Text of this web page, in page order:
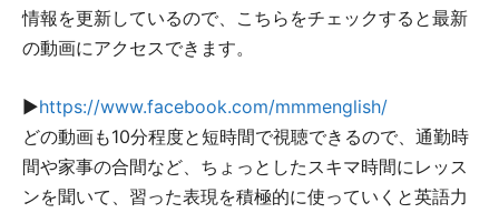
情報を更新しているので、こちらをチェックすると最新
の動画にアクセスできます。
▶︎https://www.facebook.com/mmmenglish/
どの動画も10分程度と短時間で視聴できるので、通勤時
間や家事の合間など、ちょっとしたスキマ時間にレッス
ンを聞いて、習った表現を積極的に使っていくと英語力